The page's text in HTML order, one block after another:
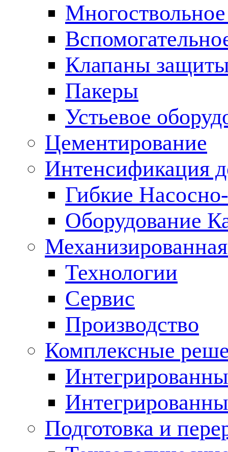
Клапаны
Пакеры
Устьевое
Цементирование
Интенсификация
Гибкие
Оборудование
Технологии
Сервис
Производство
Комплексные
Подготовка и